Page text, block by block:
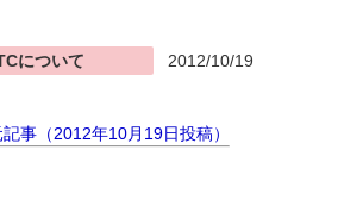
について 2012/10/19
記事（2012年10月19日投稿）